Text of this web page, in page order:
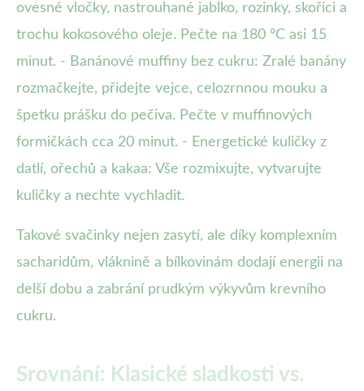
ovesné vločky, nastrouhané jablko, rozinky, skořici a
trochu kokosového oleje. Pečte na 180 °C asi 15
minut. - Banánové muffiny bez cukru: Zralé banány
rozmačkejte, přidejte vejce, celozrnnou mouku a
špetku prášku do pečiva. Pečte v muffinových
formičkách cca 20 minut. - Energetické kuličky z
datlí, ořechů a kakaa: Vše rozmixujte, vytvarujte
kuličky a nechte vychladit.
Takové svačinky nejen zasytí, ale díky komplexním
sacharidům, vláknině a bílkovinám dodají energii na
delší dobu a zabrání prudkým výkyvům krevního
cukru.
Srovnání: Klasické sladkosti vs.